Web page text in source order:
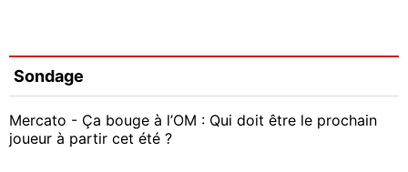
Sondage
Mercato - Ça bouge à l’OM : Qui doit être le prochain
joueur à partir cet été ?